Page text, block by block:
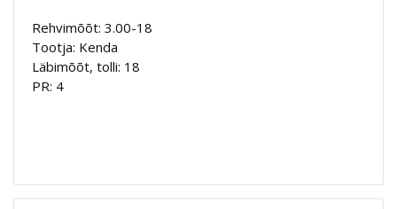
Rehvimõõt: 3.00-18
Tootja: Kenda
Läbimõõt, tolli: 18
PR: 4